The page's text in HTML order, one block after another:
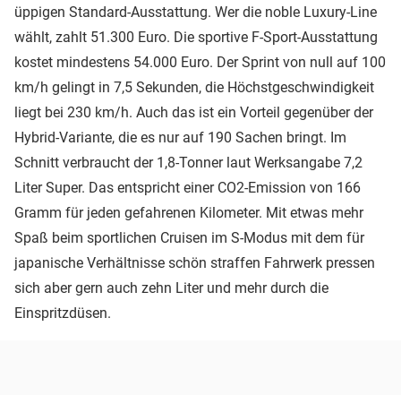
üppigen Standard-Ausstattung. Wer die noble Luxury-Line
wählt, zahlt 51.300 Euro. Die sportive F-Sport-Ausstattung
kostet mindestens 54.000 Euro. Der Sprint von null auf 100
km/h gelingt in 7,5 Sekunden, die Höchstgeschwindigkeit
liegt bei 230 km/h. Auch das ist ein Vorteil gegenüber der
Hybrid-Variante, die es nur auf 190 Sachen bringt. Im
Schnitt verbraucht der 1,8-Tonner laut Werksangabe 7,2
Liter Super. Das entspricht einer CO2-Emission von 166
Gramm für jeden gefahrenen Kilometer. Mit etwas mehr
Spaß beim sportlichen Cruisen im S-Modus mit dem für
japanische Verhältnisse schön straffen Fahrwerk pressen
sich aber gern auch zehn Liter und mehr durch die
Einspritzdüsen.